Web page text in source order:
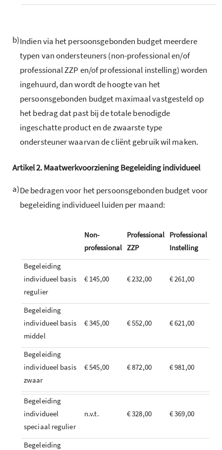
b)Indien via het persoonsgebonden budget meerdere
typen van ondersteuners (non-professional en/of
professional ZZP en/of professional instelling) worden
ingehuurd, dan wordt de hoogte van het
persoonsgebonden budget maximaal vastgesteld op
het bedrag dat past bij de totale benodigde
ingeschatte product en de zwaarste type
ondersteuner waarvan de cliënt gebruik wil maken.
Artikel2.Maatwerkvoorziening Begeleiding individueel
a)De bedragen voor het persoonsgebonden budget voor
begeleiding individueel luiden per maand:
Non-
professional
Professional
ZZP
Professional
Instelling
Begeleiding
individueel basis
regulier
€ 145,00 € 232,00 € 261,00
Begeleiding
individueel basis
middel
€ 345,00 € 552,00 € 621,00
Begeleiding
individueel basis
zwaar
€ 545,00 € 872,00 € 981,00
Begeleiding
individueel
speciaal regulier
n.v.t. € 328,00 € 369,00
Begeleiding